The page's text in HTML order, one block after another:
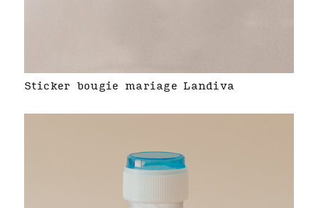
Sticker bougie mariage Landiva